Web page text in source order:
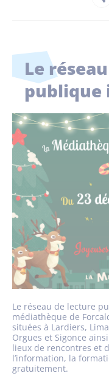
Le
publique
Le réseau de lecture
médiathèque de
situées à Lardiers,
Orgues et Sigonce
lieux de rencontres et
l’information, la
gratuitement.